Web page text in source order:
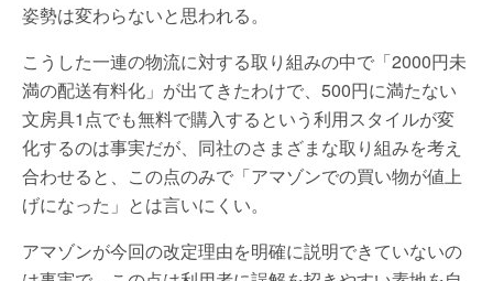
姿勢は変わらないと思われる。
こうした一連の物流に対する取り組みの中で「2000円未
満の配送有料化」が出てきたわけで、500円に満たない
文房具1点でも無料で購入するという利用スタイルが変
化するのは事実だが、同社のさまざまな取り組みを考え
合わせると、この点のみで「アマゾンでの買い物が値上
げになった」とは言いにくい。
アマゾンが今回の改定理由を明確に説明できていないの